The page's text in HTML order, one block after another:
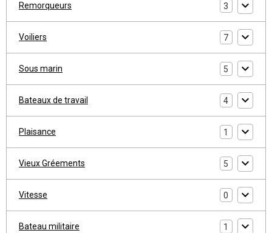
Remorqueurs 3
Voiliers 7
Sous marin 5
Bateaux de travail 4
Plaisance 1
Vieux Gréements 5
Vitesse 0
Bateau militaire 1